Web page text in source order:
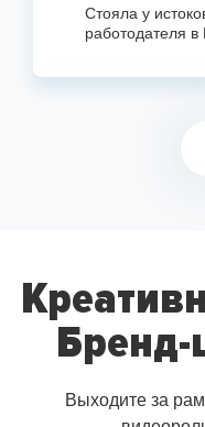
Стояла у
работодателя в
Бренд-
Выходите за